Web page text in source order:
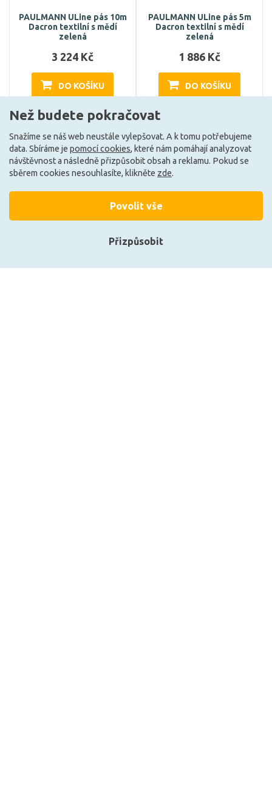
PAULMANN ULine pás 10m
Dacron textilní s mědí
zelená
3 224 Kč
DO KOŠÍKU
Může být u Vás 11. 8.
PAULMANN ULine pás 5m
Dacron textilní s mědí
zelená
1 886 Kč
DO KOŠÍKU
Může být u Vás 18. 8.
Než budete pokračovat
Snažíme se náš web neustále vylepšovat. A k tomu potřebujeme
data. Sbíráme je pomocí cookies, které nám pomáhají analyzovat
návštěvnost a následně přizpůsobit obsah a reklamu. Pokud se
sběrem cookies nesouhlasíte, klikněte zde.
Přizpůsobit
Povolit vše